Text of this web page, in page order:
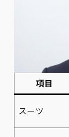
項目
スーツ